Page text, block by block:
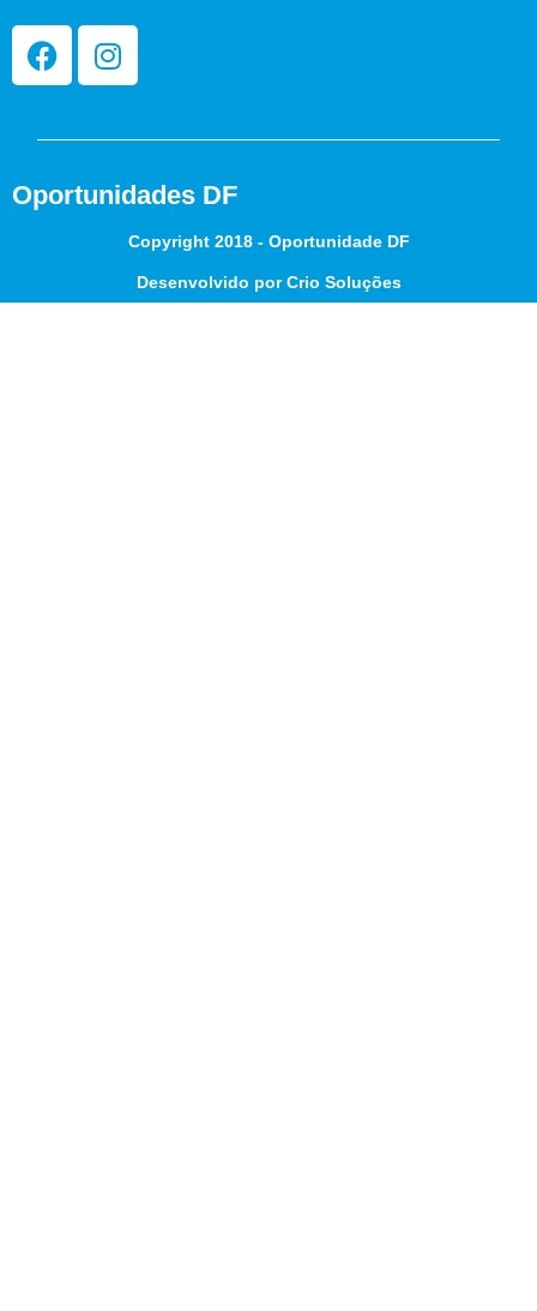
Oportunidades DF
Copyright 2018 - Oportunidade DF
Desenvolvido por Crio Soluções